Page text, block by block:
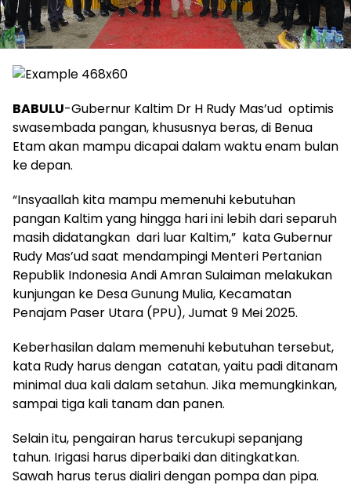
BABULU-Gubernur Kaltim Dr H Rudy Mas’ud optimis
swasembada pangan, khususnya beras, di Benua
Etam akan mampu dicapai dalam waktu enam bulan
ke depan.
“Insyaallah kita mampu memenuhi kebutuhan
pangan Kaltim yang hingga hari ini lebih dari separuh
masih didatangkan dari luar Kaltim,” kata Gubernur
Rudy Mas’ud saat mendampingi Menteri Pertanian
Republik Indonesia Andi Amran Sulaiman melakukan
kunjungan ke Desa Gunung Mulia, Kecamatan
Penajam Paser Utara (PPU), Jumat 9 Mei 2025.
Keberhasilan dalam memenuhi kebutuhan tersebut,
kata Rudy harus dengan catatan, yaitu padi ditanam
minimal dua kali dalam setahun. Jika memungkinkan,
sampai tiga kali tanam dan panen.
Selain itu, pengairan harus tercukupi sepanjang
tahun. Irigasi harus diperbaiki dan ditingkatkan.
Sawah harus terus dialiri dengan pompa dan pipa.